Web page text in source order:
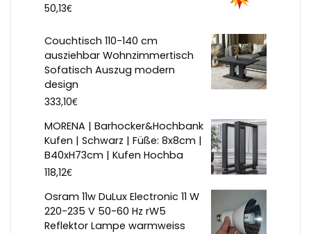
50,13€
Couchtisch 110-140 cm
ausziehbar Wohnzimmertisch
Sofatisch Auszug modern
design
333,10€
MORENA | Barhocker&Hochbank
Kufen | Schwarz | Füße: 8x8cm |
B40xH73cm | Kufen Hochba
118,12€
Osram 11w DuLux Electronic 11 W
220-235 V 50-60 Hz rW5
Reflektor Lampe warmweiss